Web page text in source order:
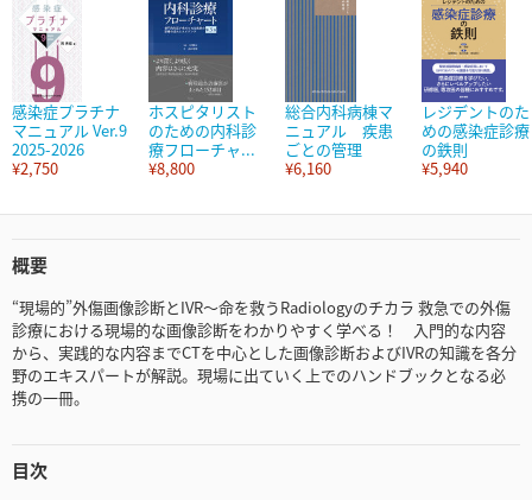
感染症プラチナ
マニュアル Ver.9
2025-2026
¥2,750
ホスピタリスト
のための内科診
療フローチャ...
¥8,800
総合内科病棟マ
ニュアル 疾患
ごとの管理
¥6,160
レジデントのた
めの感染症診療
の鉄則
¥5,940
概要
“現場的”外傷画像診断とIVR～命を救うRadiologyのチカラ 救急での外傷
診療における現場的な画像診断をわかりやすく学べる！ 入門的な内容
から、実践的な内容までCTを中心とした画像診断およびIVRの知識を各分
野のエキスパートが解説。現場に出ていく上でのハンドブックとなる必
携の一冊。
目次